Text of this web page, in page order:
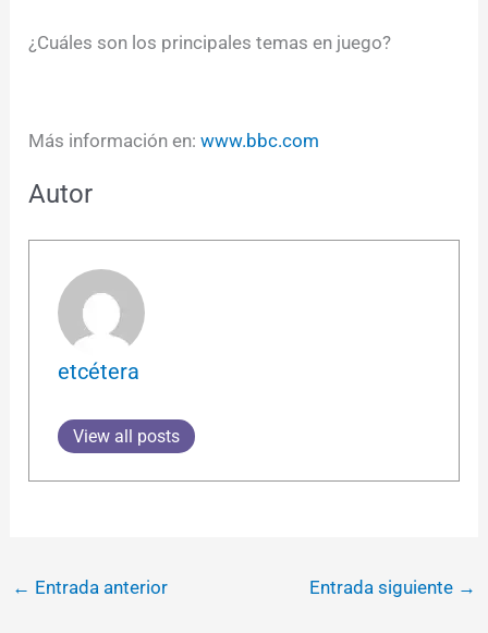
¿Cuáles son los principales temas en juego?
Más información en:www.bbc.com
Autor
etcétera
View all posts
← Entrada anterior Entrada siguiente →